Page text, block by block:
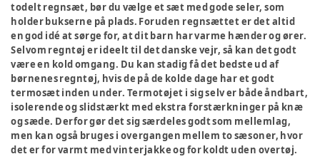
todelt regnsæt, bør du vælge et sæt med gode seler, som
holder bukserne på plads. Foruden regnsættet er det altid
en god idé at sørge for, at dit barn har varme hænder og ører.
Selvom regntøj er ideelt til det danske vejr, så kan det godt
være en kold omgang. Du kan stadig få det bedste ud af
børnenes regntøj, hvis de på de kolde dage har et godt
termosæt inden under. Termotøjet i sig selv er både åndbart,
isolerende og slidstærkt med ekstra forstærkninger på knæ
og sæde. Derfor gør det sig særdeles godt som mellemlag,
men kan også bruges i overgangen mellem to sæsoner, hvor
det er for varmt med vinterjakke og for koldt uden overtøj.